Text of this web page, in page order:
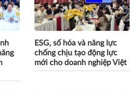
ESG, số hóa và năng lực
chống chịu tạo động lực
mới cho doanh nghiệp Việt